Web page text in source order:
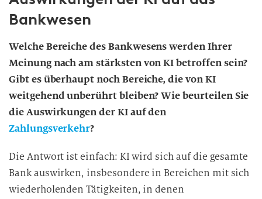
Bankwesen
Welche Bereiche des Bankwesens werden Ihrer
Meinung nach am stärksten von KI betroffen sein?
Gibt es überhaupt noch Bereiche, die von KI
weitgehend unberührt bleiben? Wie beurteilen Sie
die Auswirkungen der KI auf den
Zahlungsverkehr?
Die Antwort ist einfach: KI wird sich auf die gesamte
Bank auswirken, insbesondere in Bereichen mit sich
wiederholenden Tätigkeiten, in denen